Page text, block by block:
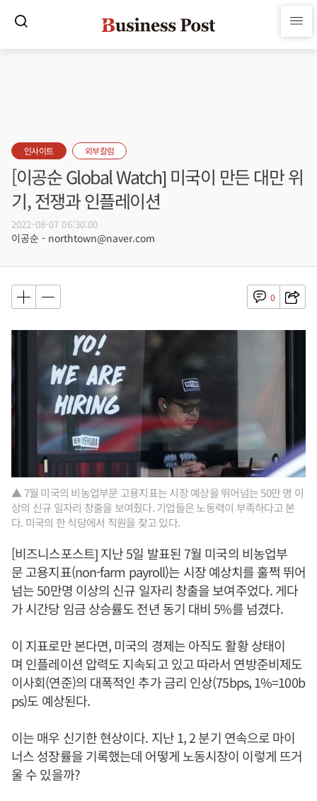
인사이트 외부칼럼
[이공순 Global Watch] 미국이 만든 대만 위
기, 전쟁과 인플레이션
2022-08-07 06:30:00
이공순 - northtown@naver.com
0
▲ 7월 미국의 비농업부문 고용지표는 시장 예상을 뛰어넘는 50만 명 이
상의 신규 일자리 창출을 보여줬다. 기업들은 노동력이 부족하다고 본
다. 미국의 한 식당에서 직원을 찾고 있다.
[비즈니스포스트] 지난 5일 발표된 7월 미국의 비농업부
문 고용지표(non-farm payroll)는 시장 예상치를 훌쩍 뛰어
넘는 50만명 이상의 신규 일자리 창출을 보여주었다. 게다
가 시간당 임금 상승률도 전년 동기 대비 5%를 넘겼다.
이 지표로만 본다면, 미국의 경제는 아직도 활황 상태이
며 인플레이션 압력도 지속되고 있고 따라서 연방준비제도
이사회(연준)의 대폭적인 추가 금리 인상(75bps, 1%=100b
ps)도 예상된다.
이는 매우 신기한 현상이다. 지난 1, 2 분기 연속으로 마이
너스 성장률을 기록했는데 어떻게 노동시장이 이렇게 뜨거
울 수 있을까?